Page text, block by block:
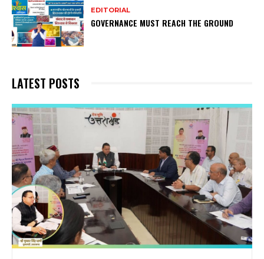
EDITORIAL
GOVERNANCE MUST REACH THE GROUND
LATEST POSTS